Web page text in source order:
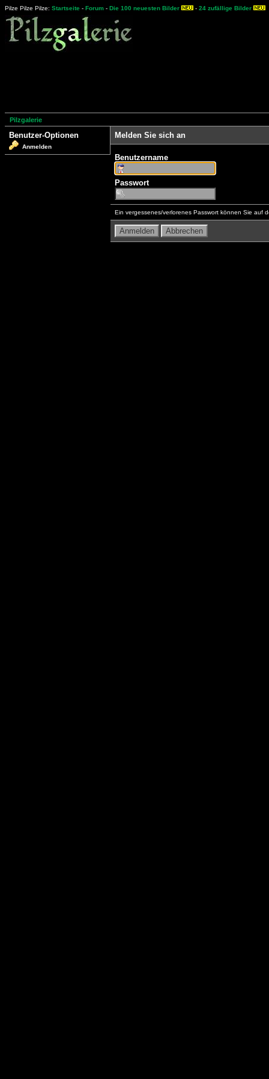
Pilze Pilze Pilze: Startseite - Forum - Die 100 neuesten Bilder - 24 zufällige Bilder
Pilzgalerie
Benutzer-Optionen
Anmelden
Melden Sie sich an
Benutzername
Passwort
Ein vergessenes/verlorenes Passwort können Sie auf